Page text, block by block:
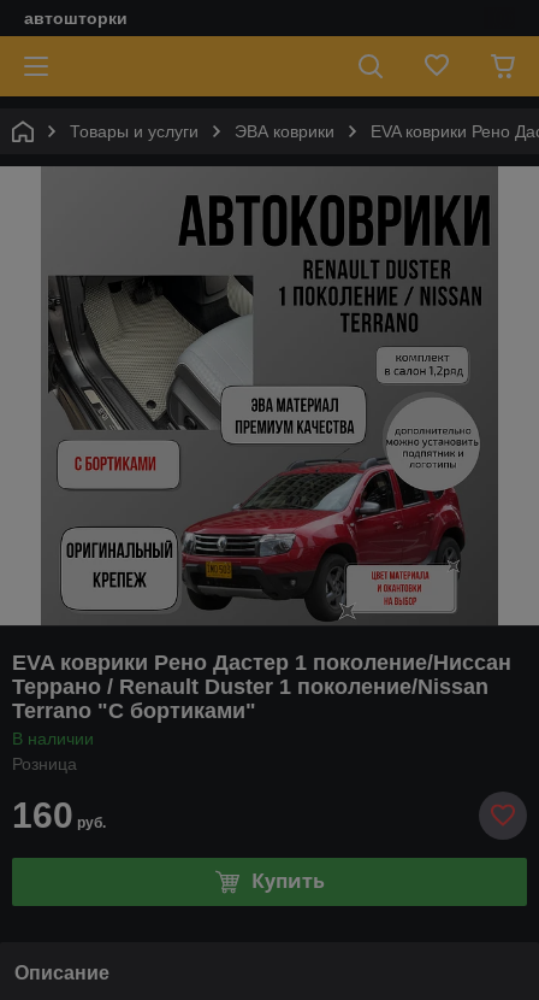
автошторки
Товары и услуги ЭВА коврики EVA коврики Рено
EVA коврики Рено Дастер 1 поколение/Ниссан
Террано / Renault Duster 1 поколение/Nissan
Terrano "С бортиками"
В наличии
Розница
160 руб.
Купить
Описание